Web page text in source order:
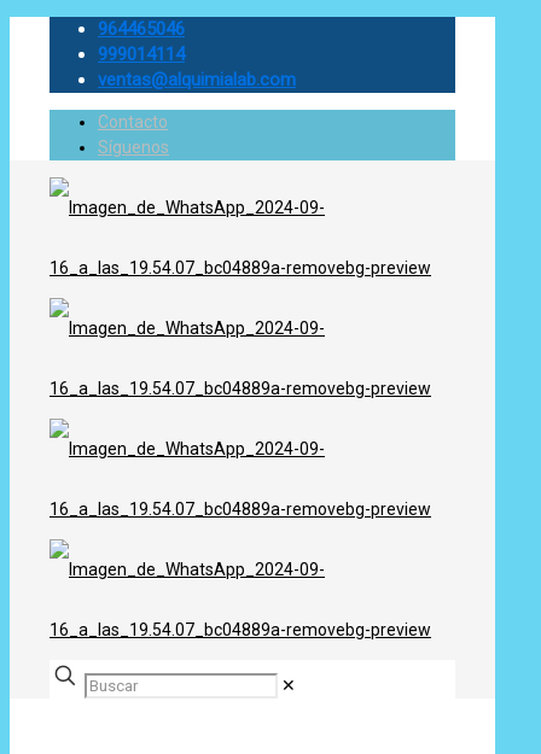
964465046
999014114
ventas@alquimialab.com
Contacto
Síguenos
✕